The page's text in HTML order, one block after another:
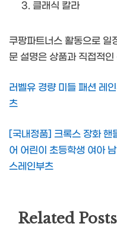
클래식 칼라
쿠팡파트너스 활동으로 일
문 설명은 상품과 직접적
러벨유 경량 미들 패션 레
츠
[국내정품] 크록스 장화 핸
어 어린이 초등학생 여아
스레인부츠
Related Posts